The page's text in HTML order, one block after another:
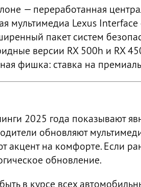
— переработанная
мультимедиа Lexus
пакет систем
версии RX 500h и RX
фишка: ставка на
2025 года показывают
обновляют
акцент на комфорте. Если
обновление.
в курсе всех